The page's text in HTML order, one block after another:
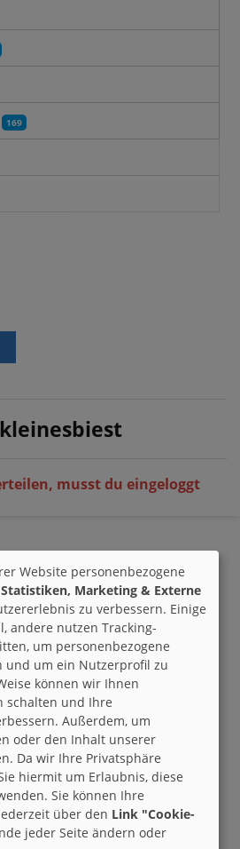
169
kleinesbiest
musst du eingeloggt
Website personenbezogene
Marketing & Externe
zu verbessern. Einige
andere nutzen Tracking-
um personenbezogene
und um ein Nutzerprofil zu
können wir Ihnen
schalten und Ihre
Außerdem, um
oder den Inhalt unserer
Da wir Ihre Privatsphäre
hiermit um Erlaubnis, diese
Sie können Ihre
über den Link "Cookie-
jeder Seite ändern oder